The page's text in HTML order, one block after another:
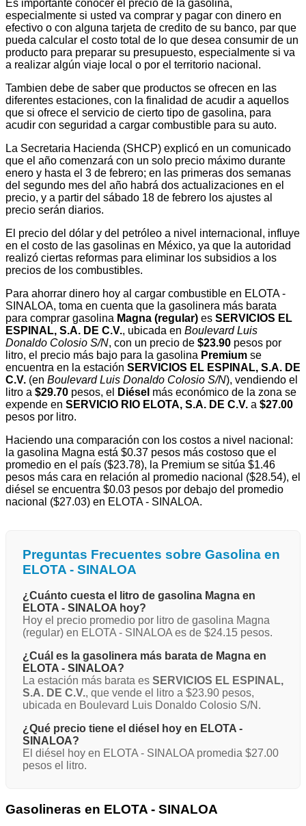
Es importante conocer el precio de la gasolina,
especialmente si usted va comprar y pagar con dinero en
efectivo o con alguna tarjeta de credito de su banco, par que
pueda calcular el costo total de lo que desea consumir de un
producto para preparar su presupuesto, especialmente si va
a realizar algún viaje local o por el territorio nacional.
Tambien debe de saber que productos se ofrecen en las
diferentes estaciones, con la finalidad de acudir a aquellos
que si ofrece el servicio de cierto tipo de gasolina, para
acudir con seguridad a cargar combustible para su auto.
La Secretaria Hacienda (SHCP) explicó en un comunicado
que el año comenzará con un solo precio máximo durante
enero y hasta el 3 de febrero; en las primeras dos semanas
del segundo mes del año habrá dos actualizaciones en el
precio, y a partir del sábado 18 de febrero los ajustes al
precio serán diarios.
El precio del dólar y del petróleo a nivel internacional, influye
en el costo de las gasolinas en México, ya que la autoridad
realizó ciertas reformas para eliminar los subsidios a los
precios de los combustibles.
Para ahorrar dinero hoy al cargar combustible en ELOTA -
SINALOA, toma en cuenta que la gasolinera más barata
para comprar gasolina Magna (regular) es SERVICIOS EL
ESPINAL, S.A. DE C.V., ubicada en Boulevard Luis
Donaldo Colosio S/N, con un precio de $23.90 pesos por
litro, el precio más bajo para la gasolina Premium se
encuentra en la estación SERVICIOS EL ESPINAL, S.A. DE
C.V. (en Boulevard Luis Donaldo Colosio S/N), vendiendo el
litro a $29.70 pesos, el Diésel más económico de la zona se
expende en SERVICIO RIO ELOTA, S.A. DE C.V. a $27.00
pesos por litro.
Haciendo una comparación con los costos a nivel nacional:
la gasolina Magna está $0.37 pesos más costoso que el
promedio en el país ($23.78), la Premium se sitúa $1.46
pesos más cara en relación al promedio nacional ($28.54), el
diésel se encuentra $0.03 pesos por debajo del promedio
nacional ($27.03) en ELOTA - SINALOA.
Preguntas Frecuentes sobre Gasolina en
ELOTA - SINALOA
¿Cuánto cuesta el litro de gasolina Magna en
ELOTA - SINALOA hoy?
Hoy el precio promedio por litro de gasolina Magna
(regular) en ELOTA - SINALOA es de $24.15 pesos.
¿Cuál es la gasolinera más barata de Magna en
ELOTA - SINALOA?
La estación más barata es SERVICIOS EL ESPINAL,
S.A. DE C.V., que vende el litro a $23.90 pesos,
ubicada en Boulevard Luis Donaldo Colosio S/N.
¿Qué precio tiene el diésel hoy en ELOTA -
SINALOA?
El diésel hoy en ELOTA - SINALOA promedia $27.00
pesos el litro.
Gasolineras en ELOTA - SINALOA